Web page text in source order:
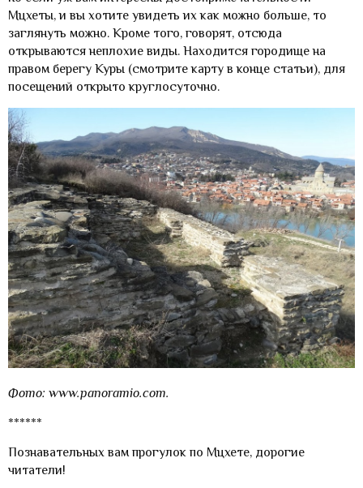
Мцхеты, и вы хотите увидеть их как можно больше, то
заглянуть можно. Кроме того, говорят, отсюда
открываются неплохие виды. Находится городище на
правом берегу Куры (смотрите карту в конце статьи), для
посещений открыто круглосуточно.
Фото: www.panoramio.com.
******
Познавательных вам прогулок по Мцхете, дорогие
читатели!